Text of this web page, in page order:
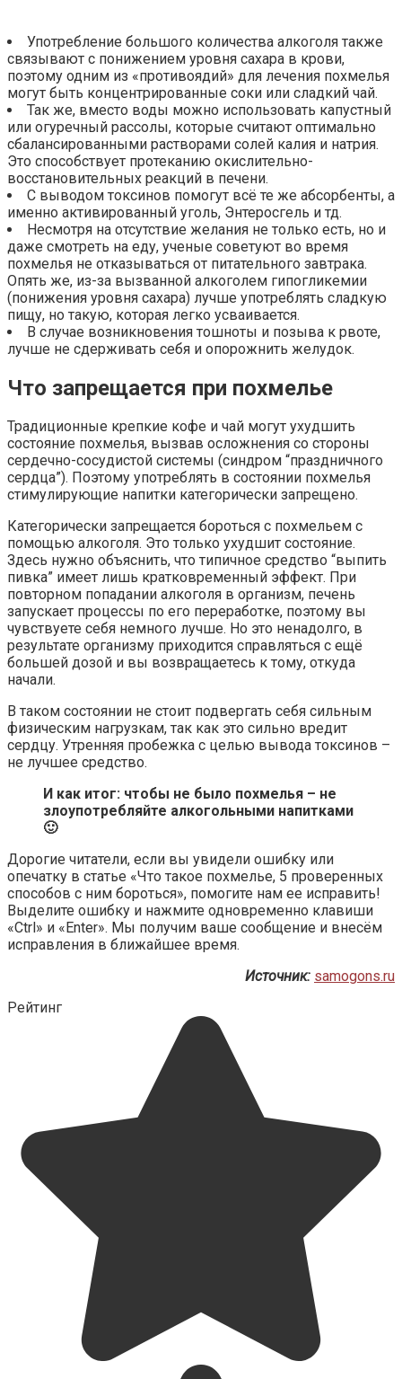
Употребление большого количества алкоголя также
связывают с понижением уровня сахара в крови,
поэтому одним из «противоядий» для лечения похмелья
могут быть концентрированные соки или сладкий чай.
Так же, вместо воды можно использовать капустный
или огуречный рассолы, которые считают оптимально
сбалансированными растворами солей калия и натрия.
Это способствует протеканию окислительно-
восстановительных реакций в печени.
С выводом токсинов помогут всё те же абсорбенты, а
именно активированный уголь, Энтеросгель и тд.
Несмотря на отсутствие желания не только есть, но и
даже смотреть на еду, ученые советуют во время
похмелья не отказываться от питательного завтрака.
Опять же, из-за вызванной алкоголем гипогликемии
(понижения уровня сахара) лучше употреблять сладкую
пищу, но такую, которая легко усваивается.
В случае возникновения тошноты и позыва к рвоте,
лучше не сдерживать себя и опорожнить желудок.
Что запрещается при похмелье
Традиционные крепкие кофе и чай могут ухудшить
состояние похмелья, вызвав осложнения со стороны
сердечно-сосудистой системы (синдром “праздничного
сердца”). Поэтому употреблять в состоянии похмелья
стимулирующие напитки категорически запрещено.
Категорически запрещается бороться с похмельем с
помощью алкоголя. Это только ухудшит состояние.
Здесь нужно объяснить, что типичное средство “выпить
пивка” имеет лишь кратковременный эффект. При
повторном попадании алкоголя в организм, печень
запускает процессы по его переработке, поэтому вы
чувствуете себя немного лучше. Но это ненадолго, в
результате организму приходится справляться с ещё
большей дозой и вы возвращаетесь к тому, откуда
начали.
В таком состоянии не стоит подвергать себя сильным
физическим нагрузкам, так как это сильно вредит
сердцу. Утренняя пробежка с целью вывода токсинов –
не лучшее средство.
И как итог: чтобы не было похмелья – не
злоупотребляйте алкогольными напитками
🙂
Дорогие читатели, если вы увидели ошибку или
опечатку в статье «Что такое похмелье, 5 проверенных
способов с ним бороться», помогите нам ее исправить!
Выделите ошибку и нажмите одновременно клавиши
«Ctrl» и «Enter». Мы получим ваше сообщение и внесём
исправления в ближайшее время.
Источник: samogons.ru
Рейтинг